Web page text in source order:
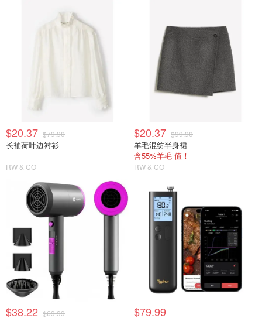
$20.37 $79.90
长袖荷叶边衬衫
RW & CO
$20.37 $99.90
羊毛混纺半身裙
含55%羊毛 值！
RW & CO
$38.22 $69.99 $79.99